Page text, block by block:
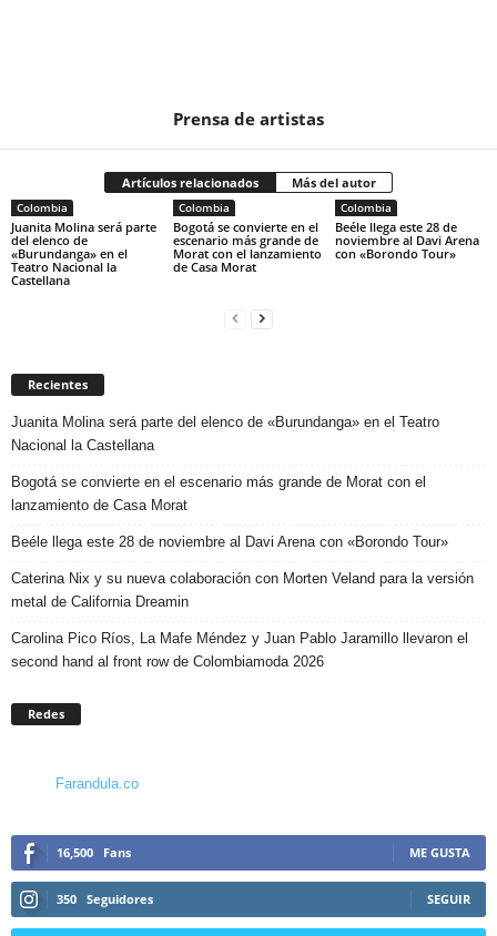
Prensa de artistas
Artículos relacionados Más del autor
Colombia
Juanita Molina será parte
del elenco de
«Burundanga» en el
Teatro Nacional la
Castellana
Colombia
Bogotá se convierte en el
escenario más grande de
Morat con el lanzamiento
de Casa Morat
Colombia
Beéle llega este 28 de
noviembre al Davi Arena
con «Borondo Tour»
Recientes
Juanita Molina será parte del elenco de «Burundanga» en el Teatro
Nacional la Castellana
Bogotá se convierte en el escenario más grande de Morat con el
lanzamiento de Casa Morat
Beéle llega este 28 de noviembre al Davi Arena con «Borondo Tour»
Caterina Nix y su nueva colaboración con Morten Veland para la versión
metal de California Dreamin
Carolina Pico Ríos, La Mafe Méndez y Juan Pablo Jaramillo llevaron el
second hand al front row de Colombiamoda 2026
Redes
Farandula.co
16,500 Fans ME GUSTA
350 Seguidores SEGUIR